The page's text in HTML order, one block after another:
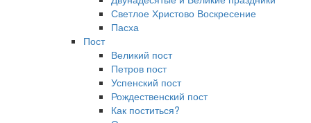
Светлое Христово Воскресение
Пасха
Пост
Великий пост
Петров пост
Успенский пост
Рождественский пост
Как поститься?